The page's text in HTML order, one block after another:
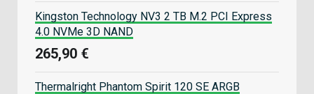
Kingston Technology NV3 2 TB M.2 PCI Express
4.0 NVMe 3D NAND
265,90 €
Thermalright Phantom Spirit 120 SE ARGB